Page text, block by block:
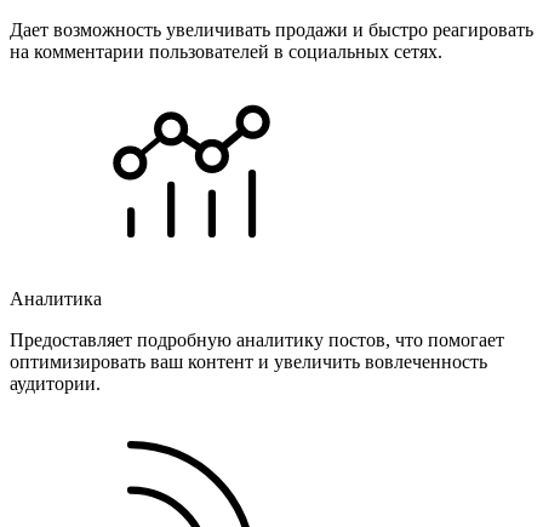
Дает возможность увеличивать продажи и быстро реагировать
на комментарии пользователей в социальных сетях.
Аналитика
Предоставляет подробную аналитику постов, что помогает
оптимизировать ваш контент и увеличить вовлеченность
аудитории.